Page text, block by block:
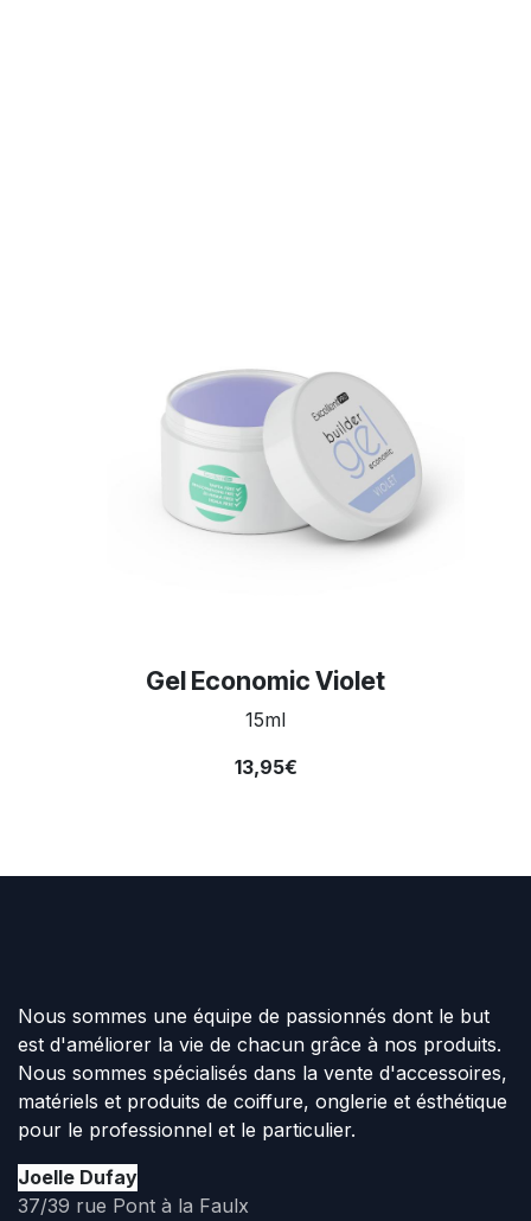
Gel Economic Violet
15ml
13,95€
Nous sommes une équipe de passionnés dont le but
est d'améliorer la vie de chacun grâce à nos produits.
Nous sommes spécialisés dans la vente d'accessoires,
matériels et produits de coiffure, onglerie et ésthétique
pour le professionnel et le particulier.
Joelle Dufay
37/39 rue Pont à la Faulx